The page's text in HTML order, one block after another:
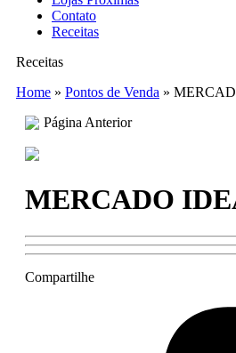
Contato
Receitas
Receitas
Home » Pontos de Venda »
Página Anterior
MERCADO
Compartilhe